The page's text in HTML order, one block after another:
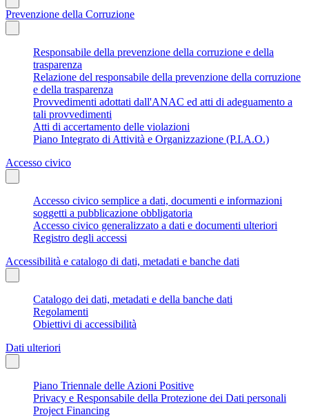
Prevenzione della Corruzione
Responsabile della prevenzione della corruzione e della
trasparenza
Relazione del responsabile della prevenzione della corruzione
e della trasparenza
Provvedimenti adottati dall'ANAC ed atti di adeguamento a
tali provvedimenti
Atti di accertamento delle violazioni
Piano Integrato di Attività e Organizzazione (P.I.A.O.)
Accesso civico
Accesso civico semplice a dati, documenti e informazioni
soggetti a pubblicazione obbligatoria
Accesso civico generalizzato a dati e documenti ulteriori
Registro degli accessi
Accessibilità e catalogo di dati, metadati e banche dati
Catalogo dei dati, metadati e della banche dati
Regolamenti
Obiettivi di accessibilità
Dati ulteriori
Piano Triennale delle Azioni Positive
Privacy e Responsabile della Protezione dei Dati personali
Project Financing